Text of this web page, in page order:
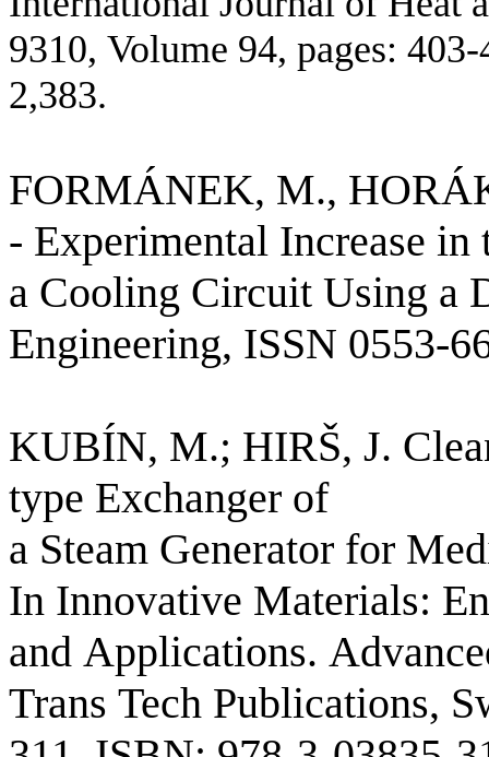
9310, Volume 94, pages:
2,383.
FORMÁNEK, M.,
- Experimental Increase in
a Cooling Circuit Using a
Engineering, ISSN 0553-
KUBÍN, M.; HIRŠ, J.
type Exchanger of
a Steam Generator for
In Innovative Materials:
and Applications.
Trans Tech Publications,